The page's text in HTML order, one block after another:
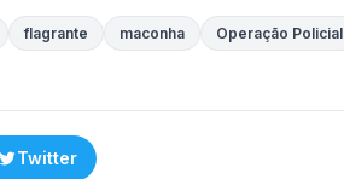
flagrante maconha Operação Policial
Twitter